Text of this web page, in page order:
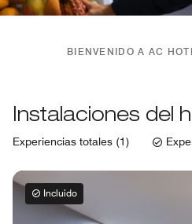
BIENVENIDO A AC
Instalaciones del
Experiencias totales (1)
Incluido